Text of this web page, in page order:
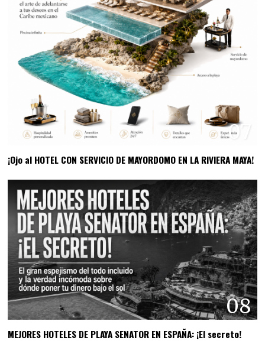
07
¡Ojo al HOTEL CON SERVICIO DE MAYORDOMO EN LA RIVIERA MAYA!
08
MEJORES HOTELES DE PLAYA SENATOR EN ESPAÑA: ¡El secreto!